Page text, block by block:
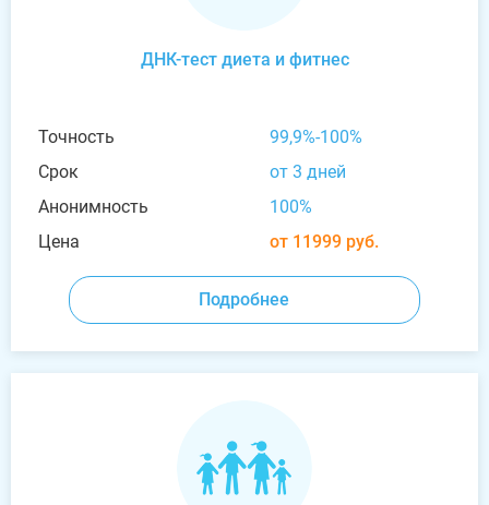
ДНК-тест диета и фитнес
Точность
99,9%-100%
Срок
от 3 дней
Анонимность
100%
Цена
от 11999 руб.
Подробнее